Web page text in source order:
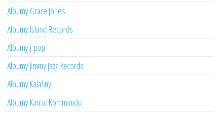
Albumy Grace Jones
Albumy Island Records
Albumy j-pop
Albumy Jimmy Jazz Records
Albumy Kalafiny
Albumy Karrot Kommando